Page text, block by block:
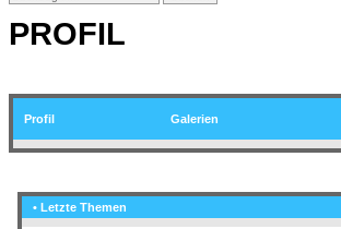
PROFIL
Profil Galerien
• Letzte Themen